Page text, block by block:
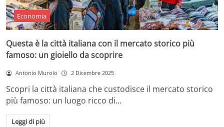
Economia
Questa è la città italiana con il mercato storico più
famoso: un gioiello da scoprire
Antonio Murolo 2 Dicembre 2025
Scopri la città italiana che custodisce il mercato storico
più famoso: un luogo ricco di…
Leggi di più